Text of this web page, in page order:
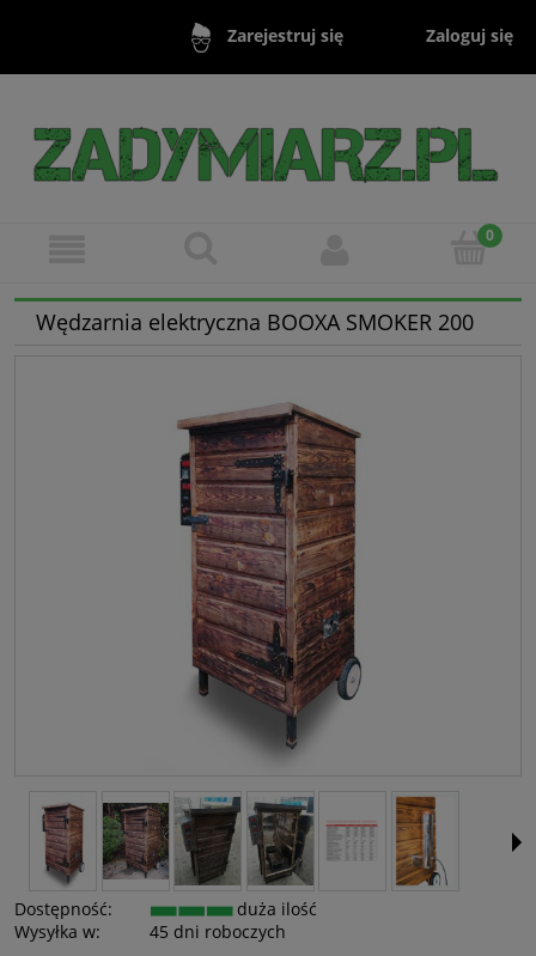
Zarejestruj się Zaloguj się
Wędzarnia elektryczna BOOXA SMOKER 200
Dostępność:
duża ilość
Wysyłka w:
45 dni roboczych